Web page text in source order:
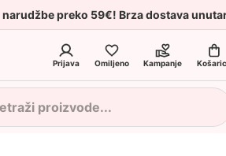
narudžbe preko 59€! Brza dostava
Prijava Omiljeno Kampanje